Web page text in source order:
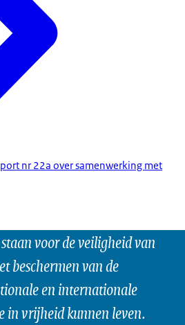
nr 22a over samenwerking met
voor de veiligheid van
beschermen van de
en internationale
in vrijheid kunnen leven.